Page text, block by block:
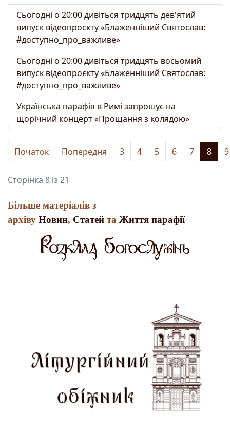
Сьогодні о 20:00 дивіться тридцять дев'ятий
випуск відеопроєкту «Блаженніший Святослав:
#доступно_про_важливе»
Сьогодні о 20:00 дивіться тридцять восьомий
випуск відеопроєкту «Блаженніший Святослав:
#доступно_про_важливе»
Українська парафія в Римі запрошує на
щорічний концерт «Прощання з колядою»
Початок Попередня 3 4 5 6 7 8 9
Сторінка 8 із 21
Більше матеріалів з
архіву Новин, Статей та Життя парафії